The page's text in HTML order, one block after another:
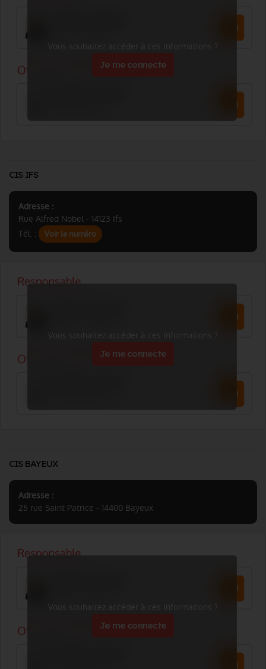
Vous souhaitez accéder à ces informations ?
Je me connecte
CIS IFS
Adresse :
Rue Alfred Nobel - 14123 Ifs
Tél. :
Voir le numéro
Vous souhaitez accéder à ces informations ?
Je me connecte
CIS BAYEUX
Adresse :
25 rue Saint Patrice - 14400 Bayeux
Vous souhaitez accéder à ces informations ?
Je me connecte